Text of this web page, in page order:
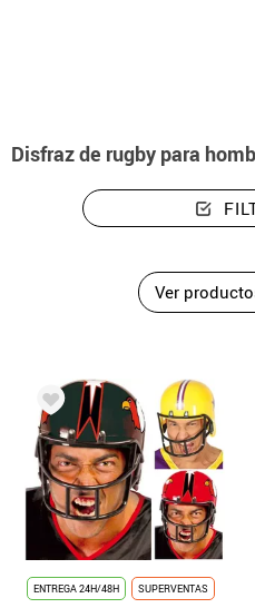
Disfraz de rugby para
Ver
ENTREGA 24H/48H SUPERVENTAS